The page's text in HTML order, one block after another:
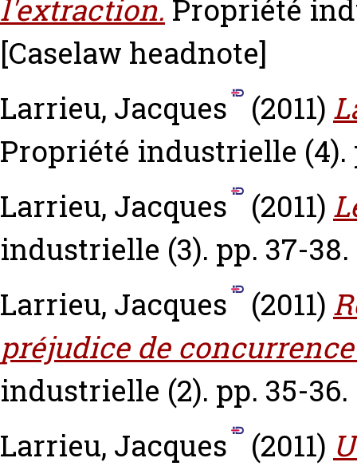
l'extraction. Propriété
[Caselaw headnote]
Larrieu, Jacques
(2011)
Propriété industrielle (4).
Larrieu, Jacques
(2011)
industrielle (3). pp. 37-38.
Larrieu, Jacques
(2011)
préjudice de
industrielle (2). pp. 35-36.
Larrieu, Jacques
(2011)